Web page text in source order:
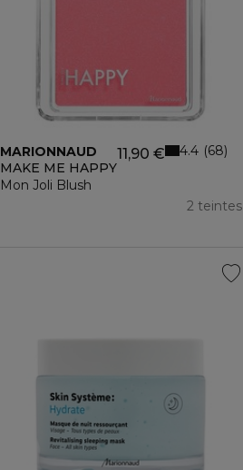
MARIONNAUD
MAKE ME HAPPY
Mon Joli Blush
11,90 €
2 teintes
4.4 68